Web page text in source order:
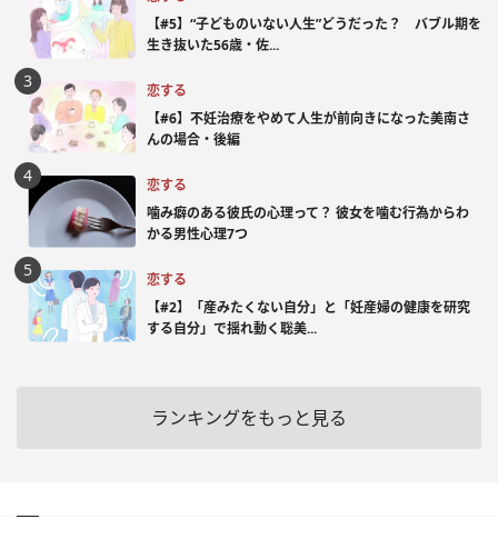
【#5】“子どものいない人生”どうだった？ バブル期を
生き抜いた56歳・佐...
恋する
【#6】不妊治療をやめて人生が前向きになった美南さ
んの場合・後編
恋する
噛み癖のある彼氏の心理って？ 彼女を噛む行為からわ
かる男性心理7つ
恋する
【#2】「産みたくない自分」と「妊産婦の健康を研究
する自分」で揺れ動く聡美...
ランキングをもっと見る